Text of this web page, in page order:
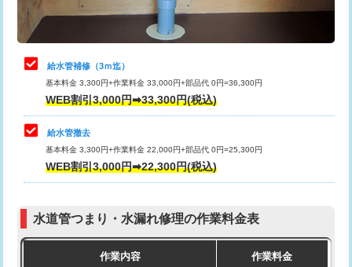
排水管工事（追加 排水管工事/3ｍ超
マス交換（土の掘削・埋め戻し作業）
マス交換（深さ50㎝未満）
マス交換（深さ50㎝以上）
コンクリート斫り（厚さ10㎝まで）
理・調整・分解・加工など（軽作業）
止水・漏水調査・防水処理・清掃・修
理・調整・分解・加工など（中作業）
止水・漏水調査・防水処理・清掃・修
理・調整・分解・加工など（重作業）
33,000円
その他部品の脱着
交換・取付（タンク）
式）)
式・ワンホール）)
給水管補修（3ｍ迄）
基本料金 3,300円+作業料金 33,000円+部品代 0円=36,300円
WEB割引3,000円➡33,300円(税込)
給水管撤去
基本料金 3,300円+作業料金 22,000円+部品代 0円=25,300円
WEB割引3,000円➡22,300円(税込)
水道管つまり・水漏れ修理の作業料金表
作業内容 作業料金